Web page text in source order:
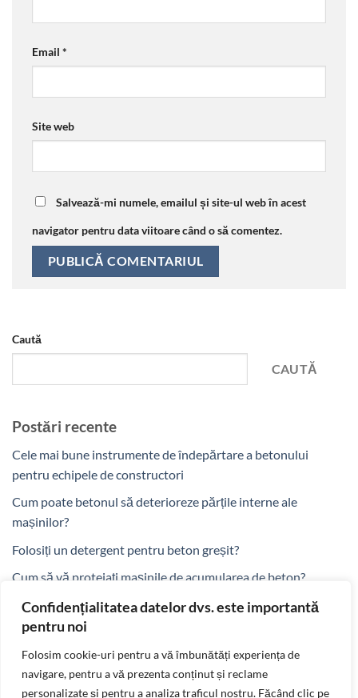
Confidențialitatea datelor dvs. este importantă
pentru noi
Folosim cookie-uri pentru a vă îmbunătăți experiența de
navigare, pentru a vă prezenta conținut și reclame
personalizate și pentru a analiza traficul nostru. Făcând clic pe
Email *
Site web
Salvează-mi numele, emailul și site-ul web în acest
navigator pentru data viitoare când o să comentez.
Caută
CAUTĂ
Postări recente
Cele mai bune instrumente de îndepărtare a betonului
pentru echipele de constructori
Cum poate betonul să deterioreze părțile interne ale
mașinilor?
Folosiți un detergent pentru beton greșit?
Cum să vă protejați mașinile de acumularea de beton?
De ce betonul proaspăt este mai ușor de îndepărtat?
Niciun comentariu de arătat.